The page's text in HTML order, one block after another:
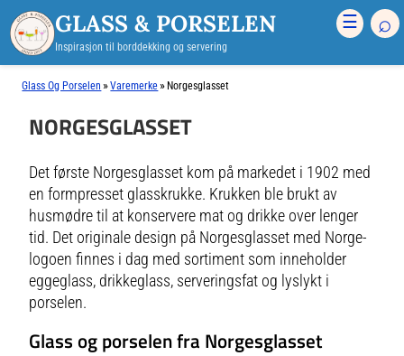
GLASS & PORSELEN
Inspirasjon til borddekking og servering
☰ ⌕
Glass Og Porselen »Varemerke » Norgesglasset
NORGESGLASSET
Det første Norgesglasset kom på markedet i 1902 med
en formpresset glasskrukke. Krukken ble brukt av
husmødre til at konservere mat og drikke over lenger
tid. Det originale design på Norgesglasset med Norge-
logoen finnes i dag med sortiment som inneholder
eggeglass, drikkeglass, serveringsfat og lyslykt i
porselen.
Glass og porselen fra Norgesglasset